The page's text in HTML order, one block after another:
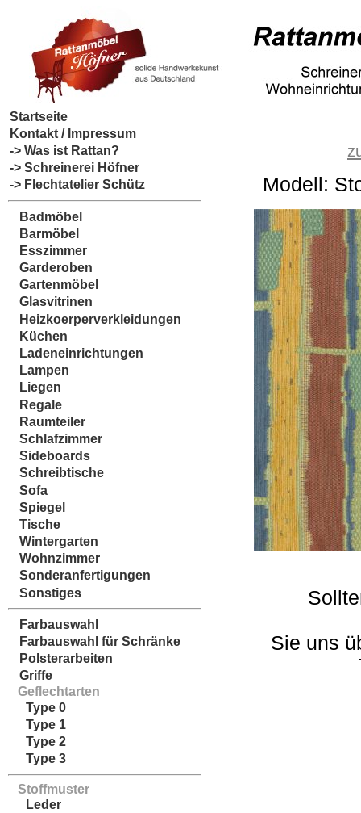
Startseite
Kontakt / Impressum
-> Was ist Rattan?
-> Schreinerei Höfner
-> Flechtatelier Schütz
Badmöbel
Barmöbel
Esszimmer
Garderoben
Gartenmöbel
Glasvitrinen
Heizkoerperverkleidungen
Küchen
Ladeneinrichtungen
Lampen
Liegen
Regale
Raumteiler
Schlafzimmer
Sideboards
Schreibtische
Sofa
Spiegel
Tische
Wintergarten
Wohnzimmer
Sonderanfertigungen
Sonstiges
Farbauswahl
Farbauswahl für Schränke
Polsterarbeiten
Griffe
Geflechtarten
Type 0
Type 1
Type 2
Type 3
Stoffmuster
Leder
Modell:
Sie uns